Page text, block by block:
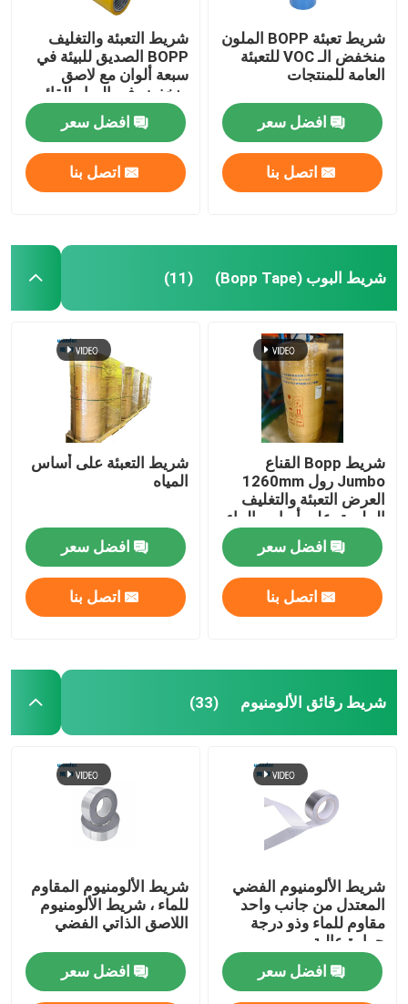
شريط تعبئة BOPP الملون
منخفض الـ VOC للتعبئة
العامة للمنتجات
افضل سعر
اتصل بنا
شريط التعبئة والتغليف
BOPP الصديق للبيئة في
سبعة ألوان مع لاصق
منخفض في المياه القائم
على VOC
افضل سعر
اتصل بنا
شريط البوب (Bopp Tape) (11)
شريط Bopp القناع
Jumbo رول 1260mm
العرض التعبئة والتغليف
الملصق على أساس الماء
افضل سعر
اتصل بنا
شريط التعبئة على أساس
المياه
افضل سعر
اتصل بنا
شريط رقائق الألومنيوم (33)
شريط الألومنيوم الفضي
المعتدل من جانب واحد
مقاوم للماء وذو درجة
حرارة عالية
افضل سعر
شريط الألومنيوم المقاوم
للماء ، شريط الألومنيوم
اللاصق الذاتي الفضي
افضل سعر